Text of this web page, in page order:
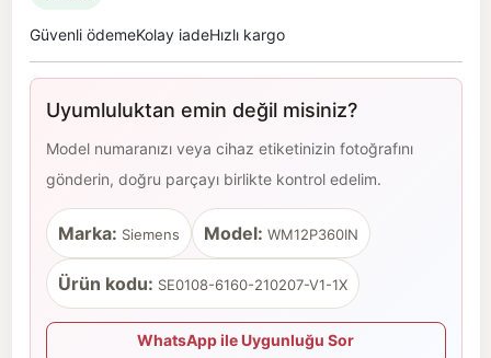
Güvenli ödemeKolay iadeHızlı kargo
Uyumluluktan emin değil misiniz?
Model numaranızı veya cihaz etiketinizin fotoğrafını
gönderin, doğru parçayı birlikte kontrol edelim.
Marka: Siemens Model: WM12P360IN
Ürün kodu: SE0108-6160-210207-V1-1X
WhatsApp ile Uygunluğu Sor